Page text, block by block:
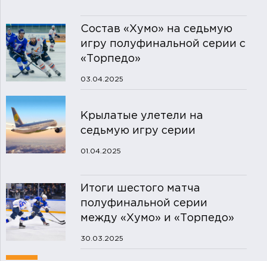
Состав «Хумо» на седьмую
игру полуфинальной серии с
«Торпедо»
03.04.2025
Крылатые улетели на
седьмую игру серии
01.04.2025
Итоги шестого матча
полуфинальной серии
между «Хумо» и «Торпедо»
30.03.2025